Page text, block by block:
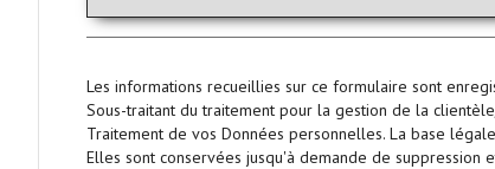
Les informations recueillies sur ce formulaire sont
Sous-traitant du traitement pour la gestion de la
Traitement de vos Données personnelles. La base
Elles sont conservées jusqu'à demande de suppression